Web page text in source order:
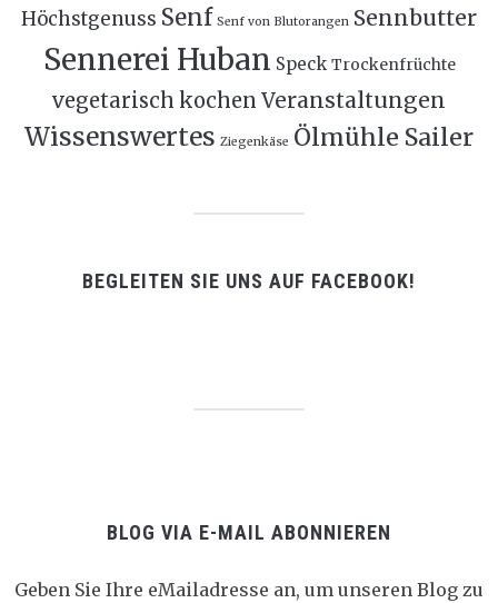
Höchstgenuss Senf Senf von Blutorangen Sennbutter
Sennerei Huban Speck Trockenfrüchte
vegetarisch kochen Veranstaltungen
Wissenswertes Ziegenkäse Ölmühle Sailer
BEGLEITEN SIE UNS AUF FACEBOOK!
BLOG VIA E-MAIL ABONNIEREN
Geben Sie Ihre eMailadresse an, um unseren Blog zu